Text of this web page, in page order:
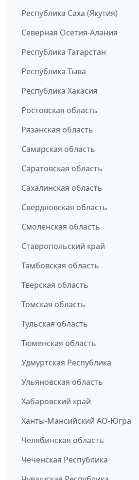
Республика Саха (Якутия)
Северная Осетия-Алания
Республика Татарстан
Республика Тыва
Республика Хакасия
Ростовская область
Рязанская область
Самарская область
Саратовская область
Сахалинская область
Свердловская область
Смоленская область
Ставропольский край
Тамбовская область
Тверская область
Томская область
Тульская область
Тюменская область
Удмуртская Республика
Ульяновская область
Хабаровский край
Ханты-Мансийский АО-Югра
Челябинская область
Чеченская Республика